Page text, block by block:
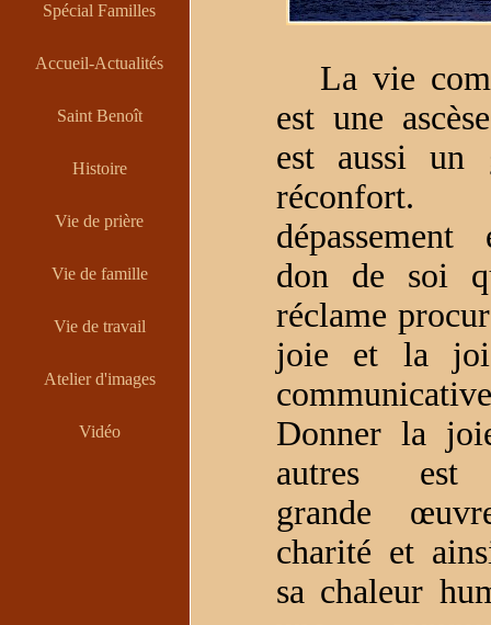
Spécial Familles
Accueil-Actualités
Saint Benoît
Histoire
Vie de prière
Vie de famille
Vie de travail
Atelier d'images
Vidéo
La vie
est une
est aussi un
don de soi
réclame
joie et la
Donner la
autres est
grande
charité et
sa chaleur